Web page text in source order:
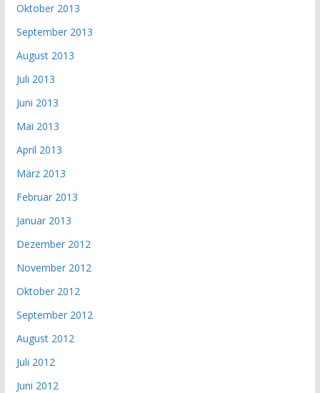
Oktober 2013
September 2013
August 2013
Juli 2013
Juni 2013
Mai 2013
April 2013
März 2013
Februar 2013
Januar 2013
Dezember 2012
November 2012
Oktober 2012
September 2012
August 2012
Juli 2012
Juni 2012